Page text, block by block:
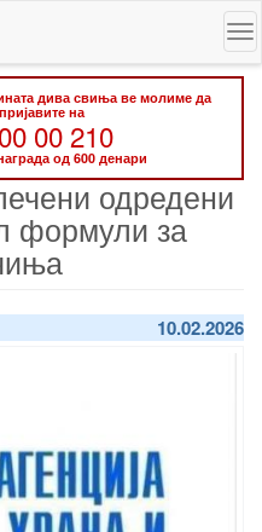
дива свиња ве молиме да
пријавите на
00 210
од 600 денари
одредени
формули за
10.02.2026